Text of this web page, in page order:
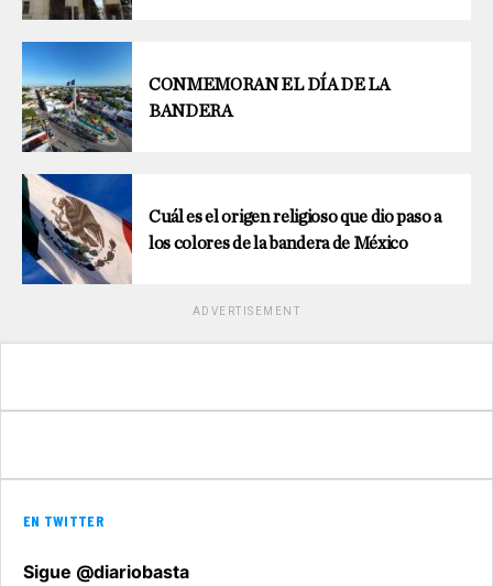
CONMEMORAN EL DÍA DE LA
BANDERA
Cuál es el origen religioso que dio paso a
los colores de la bandera de México
ADVERTISEMENT
EN TWITTER
Sigue @diariobasta